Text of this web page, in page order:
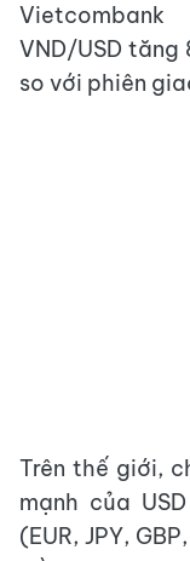
VND/USD tăng
so với phiên
Trên thế giới,
mạnh của
(EUR, JPY,